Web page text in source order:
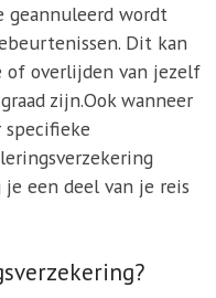
geannuleerd wordt
Dit kan
of overlijden van jezelf
zijn.Ook wanneer
een deel van je reis